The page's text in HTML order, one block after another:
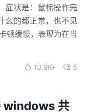
症状是：鼠标操作完
么的都正常，也不见
顿缓慢，表现为在当
10.9K+ 5
windows 共